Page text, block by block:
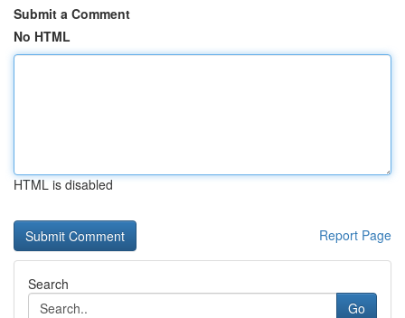
Submit a Comment
No HTML
HTML is disabled
Report Page
Search
Go